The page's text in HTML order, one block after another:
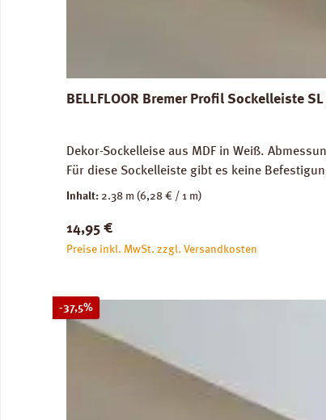
BELLFLOOR Bremer Profil Sockelleiste
Dekor-Sockelleise aus MDF in Weiß.
Für diese Sockelleiste gibt es keine
Inhalt: 2.38 m (6,28 € / 1 m)
Regulärer Preis:
14,95 €
Preise inkl. MwSt. zzgl. Versandkosten
-37,5%Rabatt